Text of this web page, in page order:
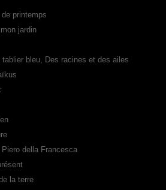
printemps
jardin
bleu, Des racines et des ailes
della Francesca
la terre